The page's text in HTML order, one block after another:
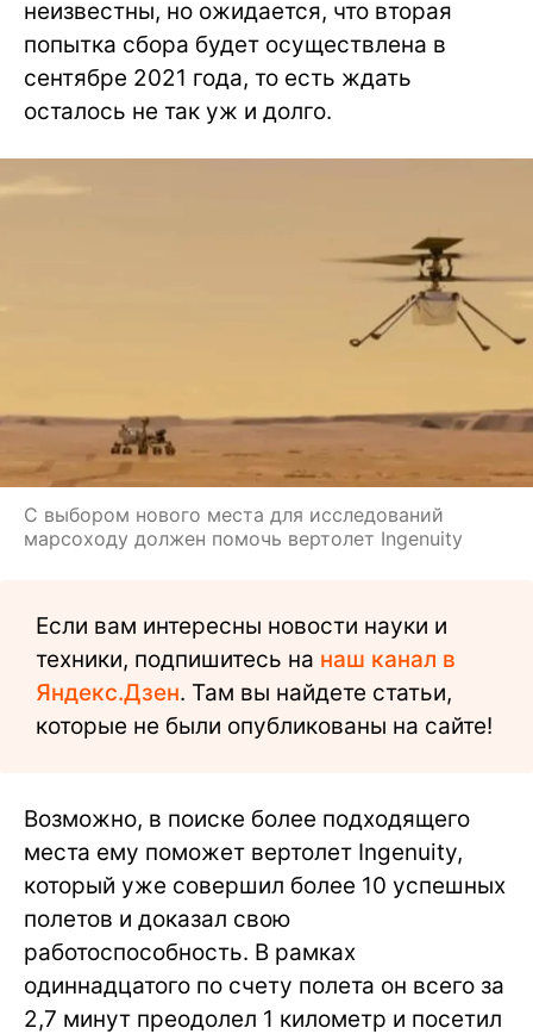
неизвестны, но ожидается, что вторая
попытка сбора будет осуществлена в
сентябре 2021 года, то есть ждать
осталось не так уж и долго.
С выбором нового места для исследований
марсоходу должен помочь вертолет Ingenuity
Если вам интересны новости науки и
техники, подпишитесь на наш канал в
Яндекс.Дзен. Там вы найдете статьи,
которые не были опубликованы на сайте!
Возможно, в поиске более подходящего
места ему поможет вертолет Ingenuity,
который уже совершил более 10 успешных
полетов и доказал свою
работоспособность. В рамках
одиннадцатого по счету полета он всего за
2,7 минут преодолел 1 километр и посетил